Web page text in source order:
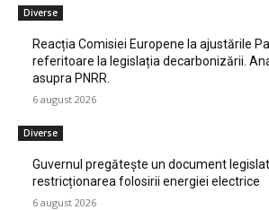
Diverse
Reacția Comisiei Europene la ajustările
referitoare la legislația decarbonizării.
asupra PNRR.
6 august 2026
Diverse
Guvernul pregătește un document
restricționarea folosirii energiei electrice
6 august 2026